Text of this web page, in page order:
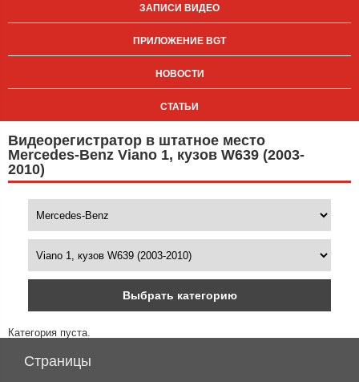
ЗАПИСИ ВИДЕО
ПРИЛОЖЕНИЕ BGT
НОВОСТИ
СТАТЬИ
Видеорегистратор в штатное место
Mercedes-Benz Viano 1, кузов W639 (2003-
2010)
Выбрать категорию
Категория пуста.
Страницы